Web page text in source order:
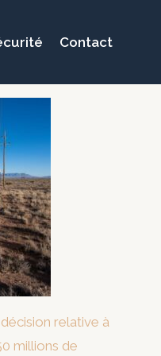
Contact
relative à
millions de